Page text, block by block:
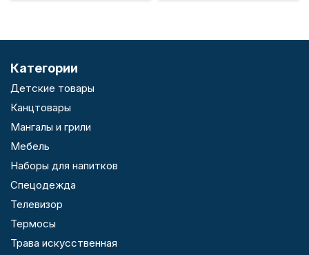
Категории
Детские товары
Канцтовары
Мангалы и грили
Мебель
Наборы для напитков
Спецодежда
Телевизор
Термосы
Трава искусственная